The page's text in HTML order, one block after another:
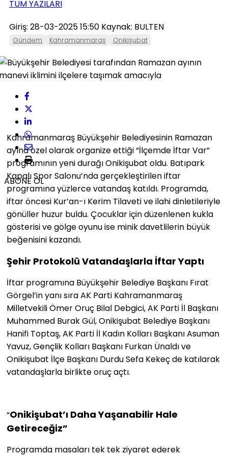
TÜM YAZILARI
Giriş: 28-03-2025 15:50 Kaynak: BULTEN
Gündem Kahramanmaraş Onikişubat
ABONE OL
Kahramanmaraş Büyükşehir Belediyesinin Ramazan
ayına özel olarak organize ettiği “İlçemde İftar Var”
programının yeni durağı Onikişubat oldu. Batıpark
Kapalı Spor Salonu’nda gerçekleştirilen iftar
programına yüzlerce vatandaş katıldı. Programda,
iftar öncesi Kur’an-ı Kerim Tilaveti ve ilahi dinletileriyle
gönüller huzur buldu. Çocuklar için düzenlenen kukla
gösterisi ve gölge oyunu ise minik davetlilerin büyük
beğenisini kazandı.
Şehir Protokolü Vatandaşlarla İftar Yaptı
İftar programına Büyükşehir Belediye Başkanı Fırat
Görgel’in yanı sıra AK Parti Kahramanmaraş
Milletvekili Ömer Oruç Bilal Debgici, AK Parti İl Başkanı
Muhammed Burak Gül, Onikişubat Belediye Başkanı
Hanifi Toptaş, AK Parti İl Kadın Kolları Başkanı Asuman
Yavuz, Gençlik Kolları Başkanı Furkan Ünaldı ve
Onikişubat İlçe Başkanı Durdu Sefa Kekeç de katılarak
vatandaşlarla birlikte oruç açtı.
“Onikişubat’ı Daha Yaşanabilir Hale
Getireceğiz”
Programda masaları tek tek ziyaret ederek